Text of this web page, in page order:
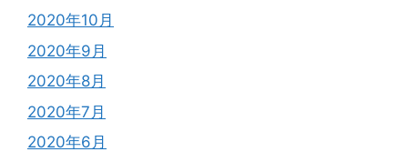
2020年10月
2020年9月
2020年8月
2020年7月
2020年6月